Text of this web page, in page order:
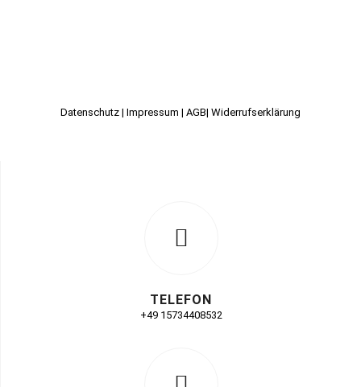
Datenschutz | Impressum | AGB| Widerrufserklärung
TELEFON
+49 15734408532